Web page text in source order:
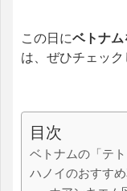
この日にベトナ
は、ぜひチェック
目次
ベトナムの「テ
ハノイのおすす